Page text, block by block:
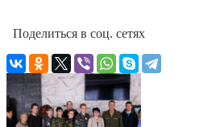
Поделиться в соц. сетях